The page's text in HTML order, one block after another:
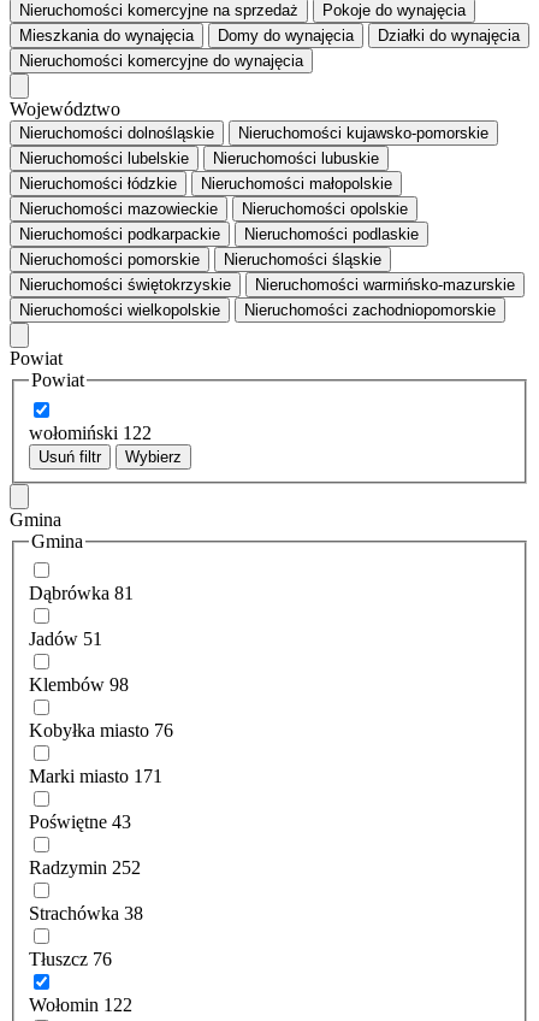
Nieruchomości komercyjne na sprzedaż Pokoje do wynajęcia
Mieszkaniado wynajęcia Domy do wynajęcia Działki do wynajęcia
Nieruchomości komercyjne do wynajęcia
Województwo
Nieruchomości dolnośląskie
Nieruchomości kujawsko-pomorskie
Nieruchomości lubelskie
Nieruchomości lubuskie
Nieruchomości łódzkie
Nieruchomości małopolskie
Nieruchomości mazowieckie
Nieruchomości opolskie
Nieruchomości podkarpackie
Nieruchomości podlaskie
Nieruchomości pomorskie
Nieruchomości śląskie
Nieruchomości świętokrzyskie
Nieruchomości warmińsko-mazurskie
Nieruchomości wielkopolskie
Nieruchomości zachodniopomorskie
Powiat
Powiat
wołomiński 122
Usuń filtr Wybierz
Gmina
Gmina
Dąbrówka 81
Jadów 51
Klembów 98
Kobyłka miasto 76
Marki miasto 171
Poświętne 43
Radzymin 252
Strachówka 38
Tłuszcz 76
Wołomin 122